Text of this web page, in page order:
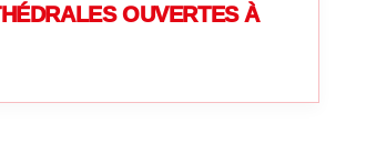
OUVERTES À